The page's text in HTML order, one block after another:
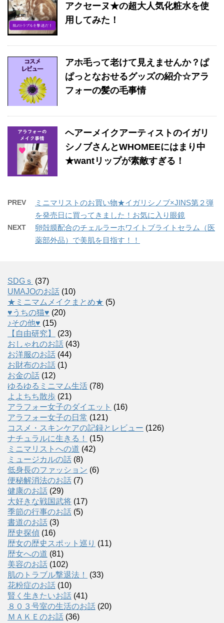
アクセーヌ★の超大人気化粧水を使
用してみた！
アホ毛って老けて見えませんか？ぱ
ぱっとなおせるグッズの紹介☆アラ
フォーの髪の毛事情
ヘアーメイクアーティストのイガリ
シノブさんとWHOMEEにはまり中
★wantリップが素敵すぎる！
PREV
ミニマリストのお買い物★イガリシノブ×JINS第２弾
を発売日に買ってきました！お気に入り眼鏡
NEXT
卵殻膜配合のチェルラーホワイトブライトセラム（医
薬部外品）で美肌を目指す！！
SDGｓ (37)
UMAJOのお話 (10)
★ミニマムメイクまとめ★ (5)
♥うちの猫♥ (20)
♪その他♥ (15)
【自由研究】
(23)
おしゃれのお話 (43)
お洋服のお話 (44)
お財布のお話 (1)
お金の話 (12)
ゆるゆるミニマム生活 (78)
よよちち散歩 (21)
アラフォー女子のダイエット (16)
アラフォー女子の日常 (121)
コスメ・スキンケアの記録とレビュー (126)
ナチュラルに生きる！
(15)
ミニマリストへの道 (42)
ミュージカルの話 (8)
低身長のファッション (6)
便秘解消法のお話 (7)
健康のお話 (29)
大好きな戦国武将 (17)
季節の行事のお話 (5)
書道のお話 (3)
歴史探偵 (16)
歴女の歴史スポット巡り (11)
歴女への道 (81)
美容のお話 (102)
肌のトラブル撃退法！
(33)
花粉症のお話 (10)
賢く生きたいお話 (41)
８０３号室の生活のお話 (20)
ＭＡＫＥのお話 (36)